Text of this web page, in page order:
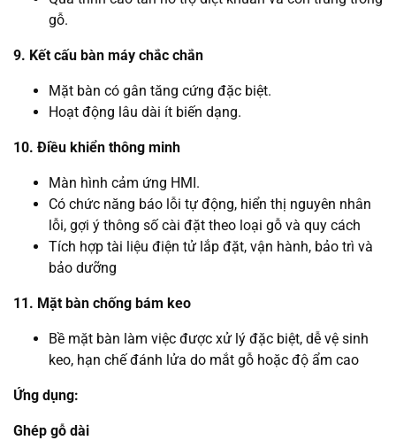
gỗ.
9. Kết cấu bàn máy chắc chắn
Mặt bàn có gân tăng cứng đặc biệt.
Hoạt động lâu dài ít biến dạng.
10. Điều khiển thông minh
Màn hình cảm ứng HMI.
Có chức năng báo lỗi tự động, hiển thị nguyên nhân
lỗi, gợi ý thông số cài đặt theo loại gỗ và quy cách
Tích hợp tài liệu điện tử lắp đặt, vận hành, bảo trì và
bảo dưỡng
11. Mặt bàn chống bám keo
Bề mặt bàn làm việc được xử lý đặc biệt, dễ vệ sinh
keo, hạn chế đánh lửa do mắt gỗ hoặc độ ẩm cao
Ứng dụng:
Ghép gỗ dài